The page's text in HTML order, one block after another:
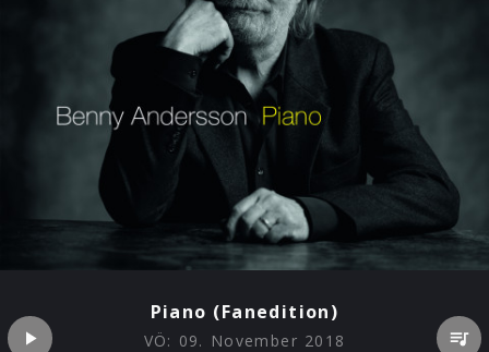
Piano (Fanedition)
VÖ: 09. November 2018